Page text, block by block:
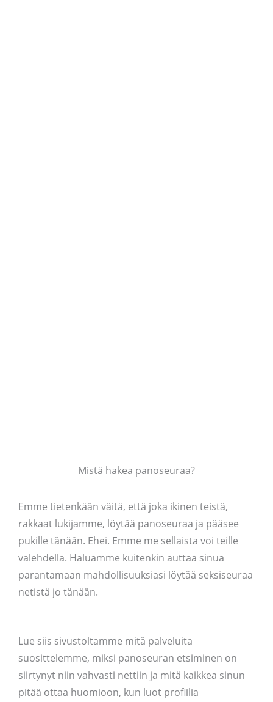
Mistä hakea panoseuraa?
Emme tietenkään väitä, että joka ikinen teistä,
rakkaat lukijamme, löytää panoseuraa ja pääsee
pukille tänään. Ehei. Emme me sellaista voi teille
valehdella. Haluamme kuitenkin auttaa sinua
parantamaan mahdollisuuksiasi löytää seksiseuraa
netistä jo tänään.
Lue siis sivustoltamme mitä palveluita
suosittelemme, miksi panoseuran etsiminen on
siirtynyt niin vahvasti nettiin ja mitä kaikkea sinun
pitää ottaa huomioon, kun luot profiilia